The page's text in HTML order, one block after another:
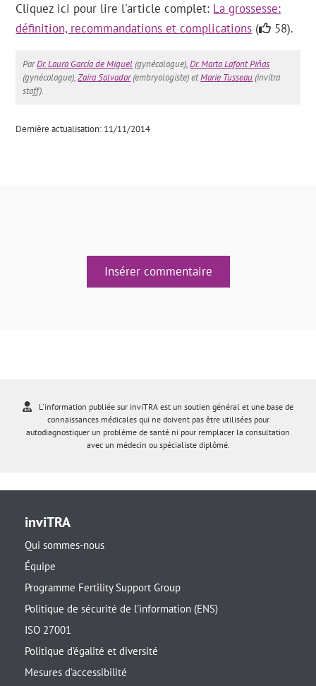
Cliquez ici pour lire l'article complet: La grossesse:
définition, recommandations et complications ( 58).
ParDr. Laura García de Miguel(gynécologue),Dr. Marta Lafont Piñas
(gynécologue),Zaira Salvador(embryologiste) etMarie Tusseau(invitra
staff).
Dernière actualisation: 11/11/2014
Insérer commentaire
L'information publiée sur inviTRA est un soutien général et une base de
connaissances médicales qui ne doivent pas être utilisées pour
autodiagnostiquer un problème de santé ni pour remplacer la consultation
avec un médecin ou spécialiste diplômé.
inviTRA
Qui sommes-nous
Équipe
Programme Fertility Support Group
Politique de sécurité de l’information (ENS)
ISO 27001
Politique d’égalité et diversité
Mesures d’accessibilité